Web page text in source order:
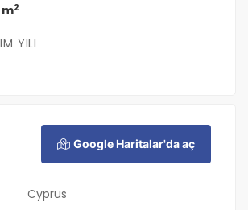
m2
YILI
Google Haritalar'da aç
Cyprus